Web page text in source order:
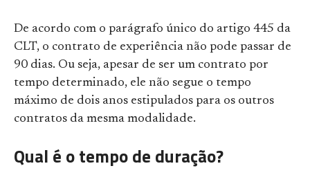
De acordo com o parágrafo único do artigo 445 da
CLT, o contrato de experiência não pode passar de
90 dias. Ou seja, apesar de ser um contrato por
tempo determinado, ele não segue o tempo
máximo de dois anos estipulados para os outros
contratos da mesma modalidade.
Qual é o tempo de duração?